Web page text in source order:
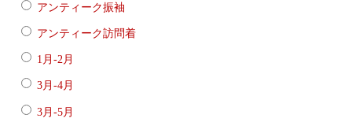
アンティーク振袖
アンティーク訪問着
1月-2月
3月-4月
3月-5月